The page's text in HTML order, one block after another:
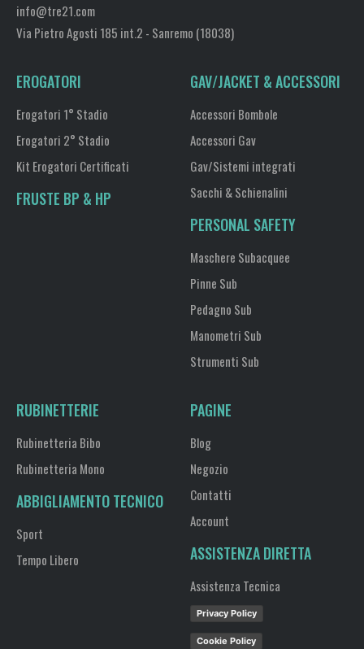
info@tre21.com
Via Pietro Agosti 185 int.2 - Sanremo (18038)
EROGATORI
Erogatori 1° Stadio
Erogatori 2° Stadio
Kit Erogatori Certificati
FRUSTE BP & HP
GAV/JACKET & ACCESSORI
Accessori Bombole
Accessori Gav
Gav/Sistemi integrati
Sacchi & Schienalini
PERSONAL SAFETY
Maschere Subacquee
Pinne Sub
Pedagno Sub
Manometri Sub
Strumenti Sub
RUBINETTERIE
Rubinetteria Bibo
Rubinetteria Mono
ABBIGLIAMENTO TECNICO
Sport
Tempo Libero
PAGINE
Blog
Negozio
Contatti
Account
ASSISTENZA DIRETTA
Assistenza Tecnica
Privacy Policy
Cookie Policy